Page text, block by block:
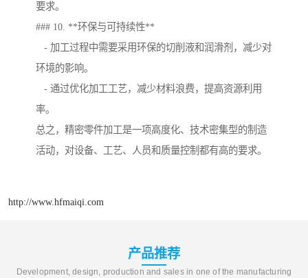
要求。
### 10. **环保与可持续性**
- 加工过程中需要采用环保的切削液和润滑剂，减少对
环境的影响。
- 通过优化加工工艺，减少材料浪费，提高资源利用
率。
总之，精密零件加工是一项高度化、技术密集型的制造
活动，对设备、工艺、人员和质量控制都有高的要求。
http://www.hfmaiqi.com
产品推荐
Development, design, production and sales in one of the manufacturing